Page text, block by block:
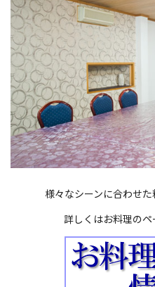
様々なシーンに合わせた
詳しくはお料理のペ